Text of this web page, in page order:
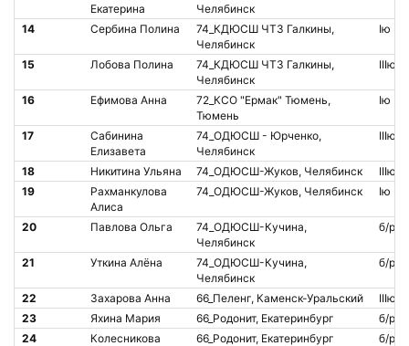
Екатерина
Челябинск
14 Сербина Полина
74_КДЮСШ ЧТЗ Галкины,
Челябинск
Iю
15 Лобова Полина
74_КДЮСШ ЧТЗ Галкины,
Челябинск
IIIю
16 Ефимова Анна
72_КСО "Ермак" Тюмень,
Тюмень
Iю
17
Сабинина
Елизавета
74_ОДЮСШ - Юрченко,
Челябинск
IIIю
18 Никитина Ульяна 74_ОДЮСШ-Жуков, Челябинск
IIIю
19
Рахманкулова
Алиса
74_ОДЮСШ-Жуков, Челябинск Iю
20 Павлова Ольга
74_ОДЮСШ-Кучина,
Челябинск
б/р
21 Уткина Алёна
74_ОДЮСШ-Кучина,
Челябинск
б/р
22 Захарова Анна 66_Пеленг, Каменск-Уральский
IIIю
23
Яхина Мария 66_Родонит, Екатеринбург
б/р
24
Колесникова
66_Родонит, Екатеринбург б/р